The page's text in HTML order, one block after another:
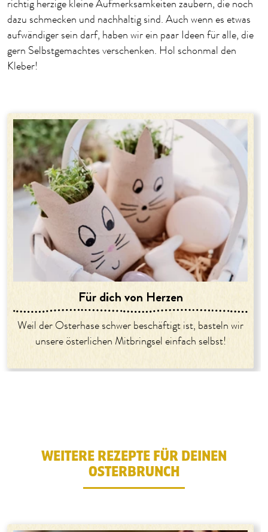
richtig herzige kleine Aufmerksamkeiten zaubern, die noch
dazu schmecken und nachhaltig sind. Auch wenn es etwas
aufwändiger sein darf, haben wir ein paar Ideen für alle, die
gern Selbstgemachtes verschenken. Hol schonmal den
Kleber!
Für dich von Herzen
Weil der Osterhase schwer beschäftigt ist, basteln wir
unsere österlichen Mitbringsel einfach selbst!
WEITERE REZEPTE FÜR DEINEN
OSTERBRUNCH